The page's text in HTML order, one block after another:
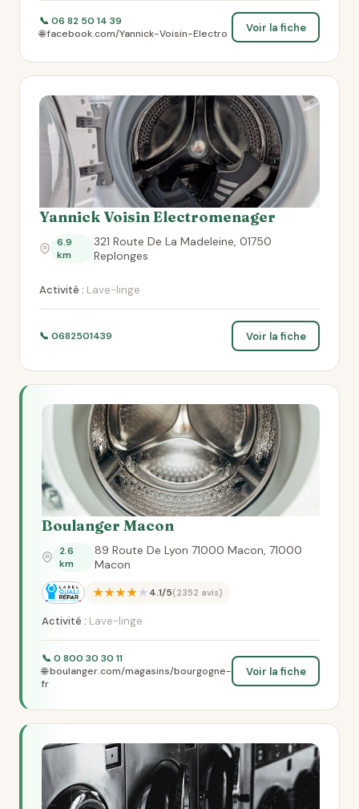
📞 06 82 50 14 39
🌐 facebook.com/Yannick-Voisin-Electro
Voir la fiche
Yannick Voisin Electromenager
6.9
km
321 Route De La Madeleine, 01750
Replonges
Activité : Lave-linge
📞 0682501439 Voir la fiche
Boulanger Macon
2.6
km
89 Route De Lyon 71000 Macon, 71000
Macon
★★★★★4.1/5(2352 avis)
Activité : Lave-linge
📞 0 800 30 30 11
🌐 boulanger.com/magasins/bourgogne-
fr
Voir la fiche